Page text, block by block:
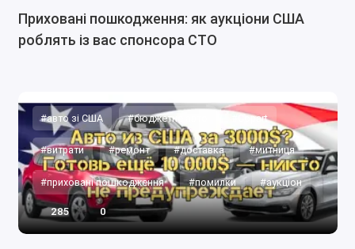
Приховані пошкодження: як аукціони США
роблять із вас спонсора СТО
#авто зі США #бюджетне авто #Copart
#витрати #ремонт #доставка #митниця
#приховані пошкодження #помилки #аукціон
285 0